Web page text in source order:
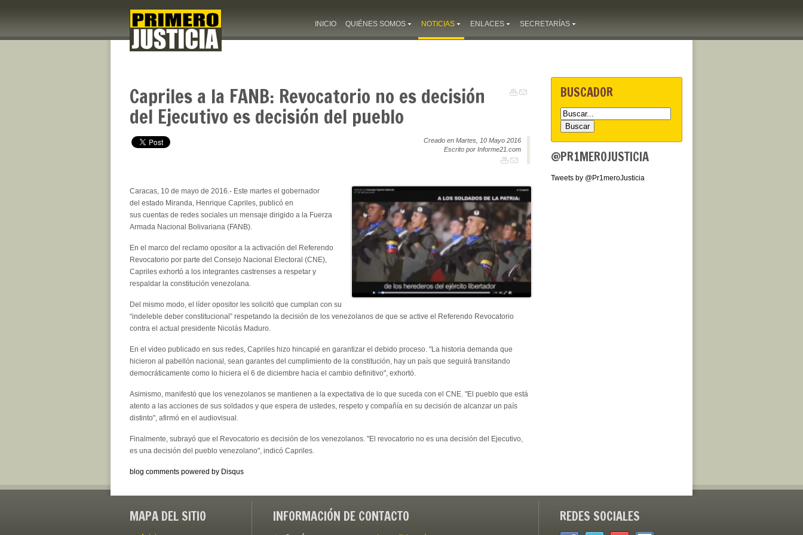
INICIO QUIÉNES SOMOS NOTICIAS ENLACES SECRETARÍAS
Capriles a la FANB: Revocatorio no es decisión
del Ejecutivo es decisión del pueblo
Creado en Martes, 10 Mayo 2016
Escrito por Informe21.com
Caracas, 10 de mayo de 2016.- Este martes el gobernador
del estado Miranda, Henrique Capriles, publicó en
sus cuentas de redes sociales un mensaje dirigido a la Fuerza
Armada Nacional Bolivariana (FANB).
En el marco del reclamo opositor a la activación del Referendo
Revocatorio por parte del Consejo Nacional Electoral (CNE),
Capriles exhortó a los integrantes castrenses a respetar y
respaldar la constitución venezolana.
Del mismo modo, el líder opositor les solicitó que cumplan con su
“indeleble deber constitucional” respetando la decisión de los venezolanos de que se active el Referendo Revocatorio
contra el actual presidente Nicolás Maduro.
En el video publicado en sus redes, Capriles hizo hincapié en garantizar el debido proceso. "La historia demanda que
hicieron al pabellón nacional, sean garantes del cumplimiento de la constitución, hay un país que seguirá transitando
democráticamente como lo hiciera el 6 de diciembre hacia el cambio definitivo", exhortó.
Asimismo, manifestó que los venezolanos se mantienen a la expectativa de lo que suceda con el CNE. "El pueblo que está
atento a las acciones de sus soldados y que espera de ustedes, respeto y compañía en su decisión de alcanzar un país
distinto", afirmó en el audiovisual.
Finalmente, subrayó que el Revocatorio es decisión de los venezolanos. "El revocatorio no es una decisión del Ejecutivo,
es una decisión del pueblo venezolano", indicó Capriles.
blog comments powered by Disqus
BUSCADOR
@PR1MEROJUSTICIA
Tweets by @Pr1meroJusticia
MAPA DEL SITIO INFORMACIÓN DE CONTACTO REDES SOCIALES